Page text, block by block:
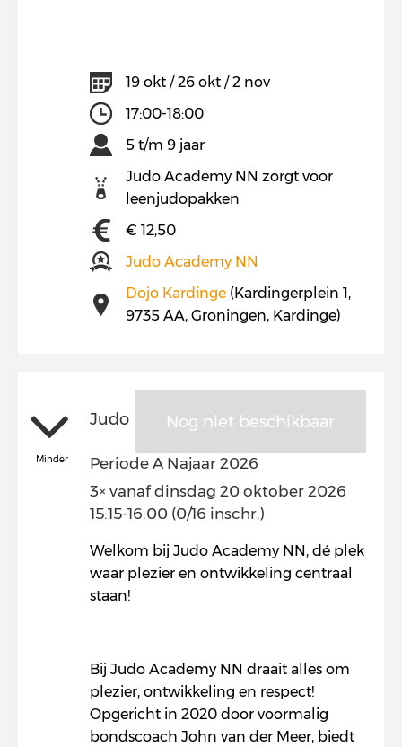
19 okt / 26 okt / 2 nov
17:00-18:00
5 t/m 9 jaar
Judo Academy NN zorgt voor
leenjudopakken
€ 12,50
Judo Academy NN
Dojo Kardinge (Kardingerplein 1,
9735 AA, Groningen, Kardinge)
Nog niet beschikbaar
Minder
Judo
Periode A Najaar 2026
3× vanaf dinsdag 20 oktober 2026
15:15-16:00 (0/16 inschr.)
Welkom bij Judo Academy NN, dé plek
waar plezier en ontwikkeling centraal
staan!
Bij Judo Academy NN draait alles om
plezier, ontwikkeling en respect!
Opgericht in 2020 door voormalig
bondscoach John van der Meer, biedt